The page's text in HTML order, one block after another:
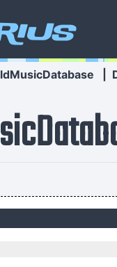
time for me when I